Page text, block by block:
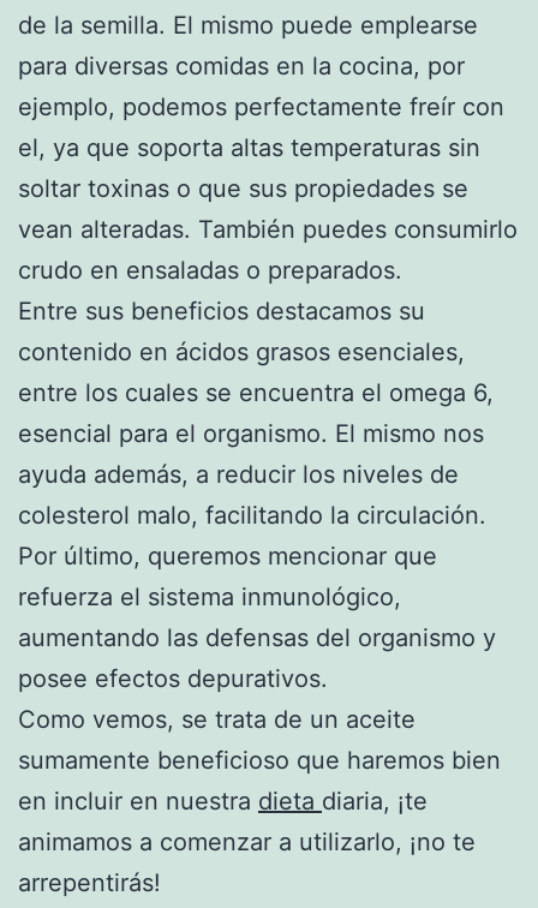
de la semilla. El mismo puede emplearse
para diversas comidas en la cocina, por
ejemplo, podemos perfectamente freír con
el, ya que soporta altas temperaturas sin
soltar toxinas o que sus propiedades se
vean alteradas. También puedes consumirlo
crudo en ensaladas o preparados.
Entre sus beneficios destacamos su
contenido en ácidos grasos esenciales,
entre los cuales se encuentra el omega 6,
esencial para el organismo. El mismo nos
ayuda además, a reducir los niveles de
colesterol malo, facilitando la circulación.
Por último, queremos mencionar que
refuerza el sistema inmunológico,
aumentando las defensas del organismo y
posee efectos depurativos.
Como vemos, se trata de un aceite
sumamente beneficioso que haremos bien
en incluir en nuestra dieta diaria, ¡te
animamos a comenzar a utilizarlo, ¡no te
arrepentirás!